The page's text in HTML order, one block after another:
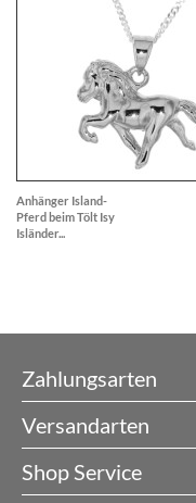
Anhänger Island-
Pferd beim Tölt Isy
Isländer...
Zahlungsarten
Versandarten
Shop Service